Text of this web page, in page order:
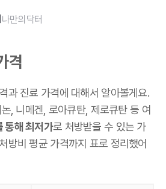
나만의닥터
격
과 진료 가격에 대해서 알아볼게요.
, 니메겐, 로아큐탄, 제로큐탄 등 여
통해 최저가로 처방받을 수 있는 가
방비 평균 가격까지 표로 정리했어